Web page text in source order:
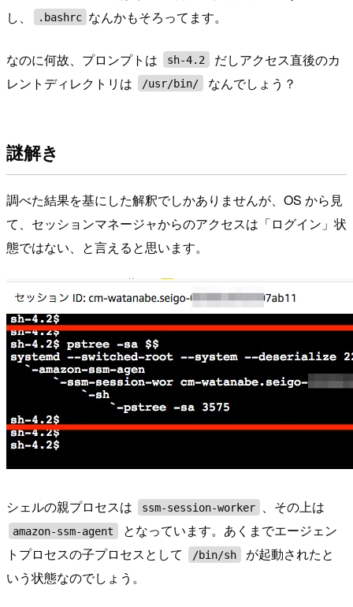
し、
.bashrc なんかもそろってます。
なのに何故、プロンプトは sh-4.2
だしアクセス直後のカ
レントディレクトリは
/usr/bin/ なんでしょう？
謎解き
調べた結果を基にした解釈でしかありませんが、OS から見
て、セッションマネージャからのアクセスは「ログイン」状
態ではない、と言えると思います。
シェルの親プロセスは ssm-session-worker 、その上は
amazon-ssm-agent
となっています。あくまでエージェン
トプロセスの子プロセスとして
/bin/sh
が起動されたと
いう状態なのでしょう。